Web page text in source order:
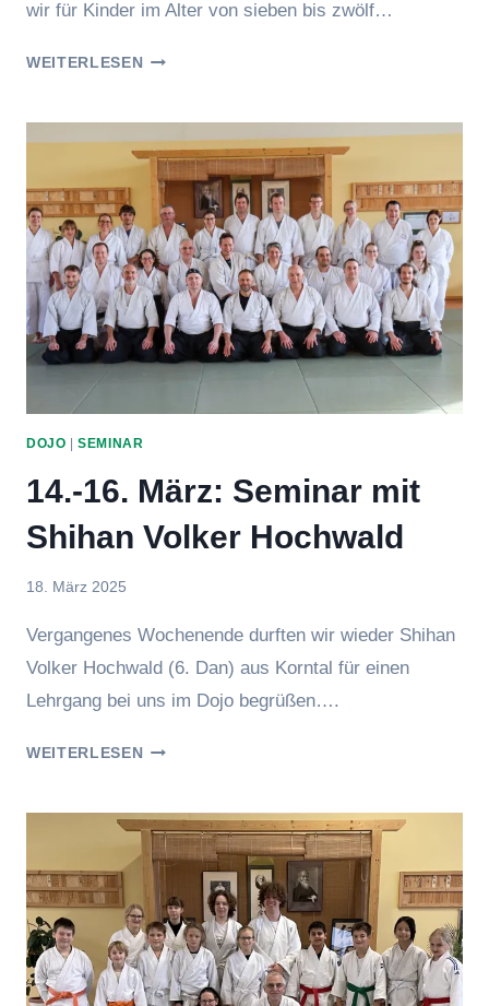
wir für Kinder im Alter von sieben bis zwölf…
WEITERLESENOSTER-
KINDER,
14.-17.
APRIL
2025
DOJO |SEMINAR
14.-16. März: Seminar mit
Shihan Volker Hochwald
Von
Raufer
18. März 2025
Vergangenes Wochenende durften wir wieder Shihan
Volker Hochwald (6. Dan) aus Korntal für einen
Lehrgang bei uns im Dojo begrüßen….
WEITERLESEN14.-16.
MIT
SHIHAN
VOLKER
HOCHWALD